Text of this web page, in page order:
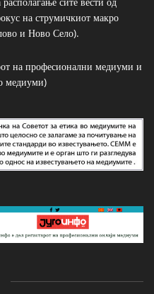
на струмичкиот макро
и Ново Село).
на професионални медиуми и
медиуми)